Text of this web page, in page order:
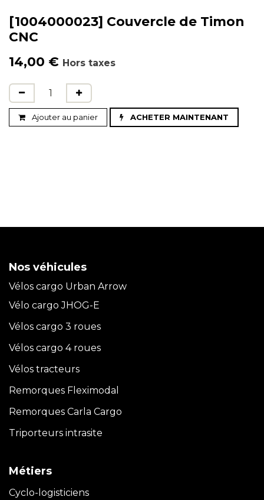
[1004000023] Couvercle de Timon
CNC
14,00 € Hors taxes
Ajouter au panier ACHETER MAINTENANT
Nos véhicules
Vélos cargo Urban Arrow
Vélo cargo JHOG-E
Vélos cargo 3 roues
Vélos cargo 4 roues
Vélos tracteurs
Remorques Fleximodal
Remorques Carla Cargo
Triporteurs intrasite
Métiers
Cyclo-logisticiens